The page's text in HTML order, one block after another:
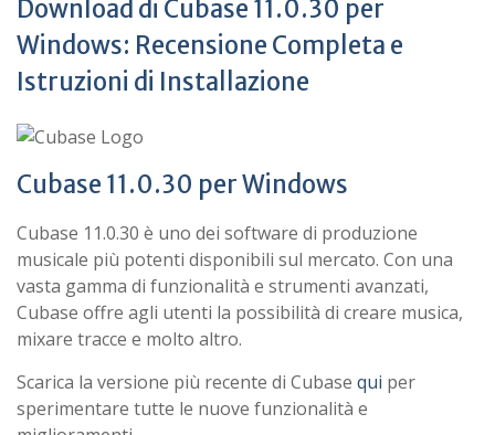
Download di Cubase 11.0.30 per
Windows: Recensione Completa e
Istruzioni di Installazione
Cubase 11.0.30 per Windows
Cubase 11.0.30 è uno dei software di produzione
musicale più potenti disponibili sul mercato. Con una
vasta gamma di funzionalità e strumenti avanzati,
Cubase offre agli utenti la possibilità di creare musica,
mixare tracce e molto altro.
Scarica la versione più recente di Cubase qui per
sperimentare tutte le nuove funzionalità e